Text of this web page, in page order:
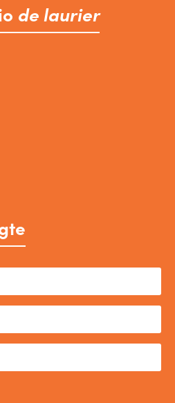
de laurier